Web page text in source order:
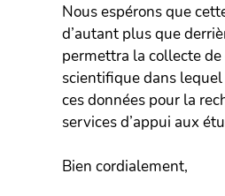
Nous espérons que
d’autant plus que
permettra la collecte de
scientifique dans
ces données pour la
services d’appui aux
Bien cordialement,